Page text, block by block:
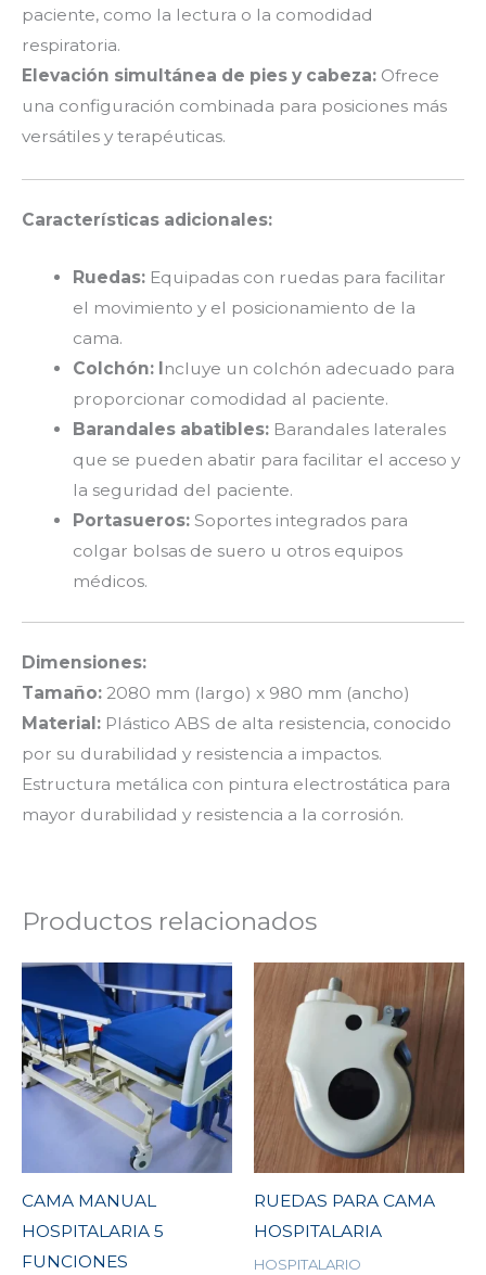
paciente, como la lectura o la comodidad
respiratoria.
Elevación simultánea de pies y cabeza: Ofrece
una configuración combinada para posiciones más
versátiles y terapéuticas.
Características adicionales:
Ruedas:Equipadas con ruedas para facilitar
el movimiento y el posicionamiento de la
cama.
Colchón: Incluye un colchón adecuado para
proporcionar comodidad al paciente.
Barandales abatibles:Barandales laterales
que se pueden abatir para facilitar el acceso y
la seguridad del paciente.
Portasueros:Soportes integrados para
colgar bolsas de suero u otros equipos
médicos.
Dimensiones:
Tamaño: 2080 mm (largo) x 980 mm (ancho)
Material: Plástico ABS de alta resistencia, conocido
por su durabilidad y resistencia a impactos.
Estructura metálica con pintura electrostática para
mayor durabilidad y resistencia a la corrosión.
Productos relacionados
CAMA MANUAL
HOSPITALARIA 5
FUNCIONES
RUEDAS PARA CAMA
HOSPITALARIA
HOSPITALARIO